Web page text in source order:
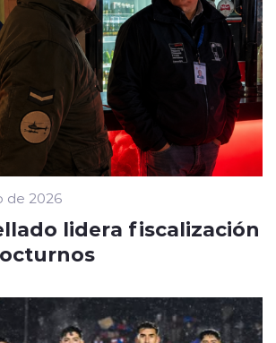
de 2026
lidera fiscalización